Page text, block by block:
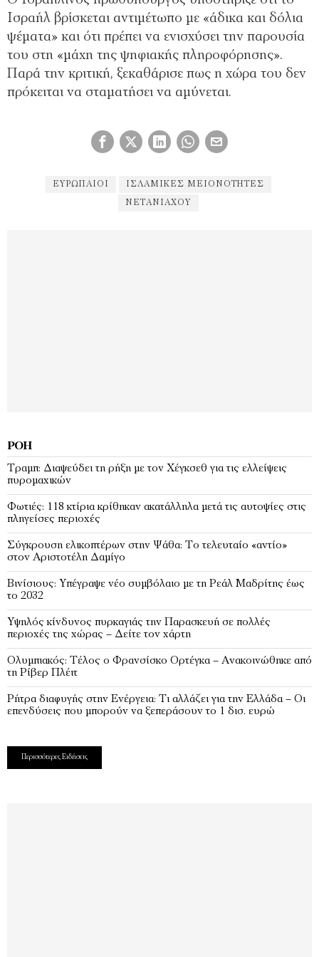
Ισραήλ βρίσκεται αντιμέτωπο με «άδικα και δόλια
ψέματα» και ότι πρέπει να ενισχύσει την παρουσία
του στη «μάχη της ψηφιακής πληροφόρησης».
Παρά την κριτική, ξεκαθάρισε πως η χώρα του δεν
πρόκειται να σταματήσει να αμύνεται.
ΕΥΡΩΠΑΊΟΙ ΙΣΛΑΜΙΚΈΣ ΜΕΙΟΝΌΤΗΤΕΣ
ΝΕΤΑΝΙΆΧΟΥ
ΡΟΉ
Τραμπ: Διαψεύδει τη ρήξη με τον Χέγκσεθ για τις ελλείψεις
πυρομαχικών
Φωτιές: 118 κτίρια κρίθηκαν ακατάλληλα μετά τις αυτοψίες στις
πληγείσες περιοχές
Σύγκρουση ελικοπτέρων στην Ψάθα: Tο τελευταίο «αντίο»
στον Αριστοτέλη Δαμίγο
Βινίσιους: Υπέγραψε νέο συμβόλαιο με τη Ρεάλ Μαδρίτης έως
το 2032
Υψηλός κίνδυνος πυρκαγιάς την Παρασκευή σε πολλές
περιοχές της χώρας – Δείτε τον χάρτη
Ολυμπιακός: Τέλος ο Φρανσίσκο Ορτέγκα – Ανακοινώθηκε από
τη Ρίβερ Πλέιτ
Ρήτρα διαφυγής στην Ενέργεια: Τι αλλάζει για την Ελλάδα – Οι
επενδύσεις που μπορούν να ξεπεράσουν το 1 δισ. ευρώ
Περισσότερες Ειδήσεις